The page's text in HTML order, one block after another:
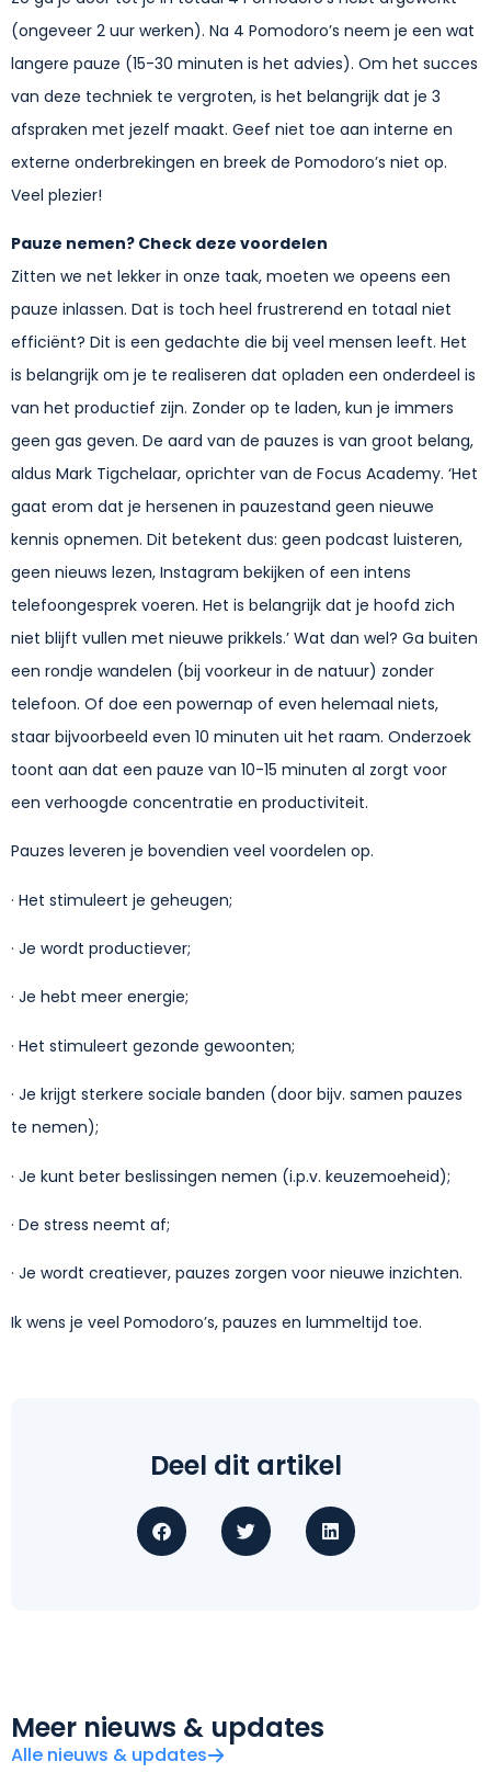
(ongeveer 2 uur werken). Na 4 Pomodoro’s neem je een wat
langere pauze (15-30 minuten is het advies). Om het succes
van deze techniek te vergroten, is het belangrijk dat je 3
afspraken met jezelf maakt. Geef niet toe aan interne en
externe onderbrekingen en breek de Pomodoro’s niet op.
Veel plezier!
Pauze nemen? Check deze voordelen
Zitten we net lekker in onze taak, moeten we opeens een
pauze inlassen. Dat is toch heel frustrerend en totaal niet
efficiënt? Dit is een gedachte die bij veel mensen leeft. Het
is belangrijk om je te realiseren dat opladen een onderdeel is
van het productief zijn. Zonder op te laden, kun je immers
geen gas geven. De aard van de pauzes is van groot belang,
aldus Mark Tigchelaar, oprichter van de Focus Academy. ‘Het
gaat erom dat je hersenen in pauzestand geen nieuwe
kennis opnemen. Dit betekent dus: geen podcast luisteren,
geen nieuws lezen, Instagram bekijken of een intens
telefoongesprek voeren. Het is belangrijk dat je hoofd zich
niet blijft vullen met nieuwe prikkels.’ Wat dan wel? Ga buiten
een rondje wandelen (bij voorkeur in de natuur) zonder
telefoon. Of doe een powernap of even helemaal niets,
staar bijvoorbeeld even 10 minuten uit het raam. Onderzoek
toont aan dat een pauze van 10-15 minuten al zorgt voor
een verhoogde concentratie en productiviteit.
Pauzes leveren je bovendien veel voordelen op.
· Het stimuleert je geheugen;
· Je wordt productiever;
· Je hebt meer energie;
· Het stimuleert gezonde gewoonten;
· Je krijgt sterkere sociale banden (door bijv. samen pauzes
te nemen);
· Je kunt beter beslissingen nemen (i.p.v. keuzemoeheid);
· De stress neemt af;
· Je wordt creatiever, pauzes zorgen voor nieuwe inzichten.
Ik wens je veel Pomodoro’s, pauzes en lummeltijd toe.
Deel dit artikel
Meer nieuws & updates
Alle nieuws & updates